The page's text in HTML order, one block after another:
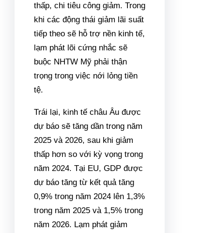
thấp, chi tiêu công giảm. Trong
khi các động thái giảm lãi suất
tiếp theo sẽ hỗ trợ nền kinh tế,
lạm phát lõi cứng nhắc sẽ
buộc NHTW Mỹ phải thận
trọng trong việc nới lỏng tiền
tệ.
Trái lại, kinh tế châu Âu được
dự báo sẽ tăng dần trong năm
2025 và 2026, sau khi giảm
thấp hơn so với kỳ vọng trong
năm 2024. Tại EU, GDP được
dự báo tăng từ kết quả tăng
0,9% trong năm 2024 lên 1,3%
trong năm 2025 và 1,5% trong
năm 2026. Lạm phát giảm